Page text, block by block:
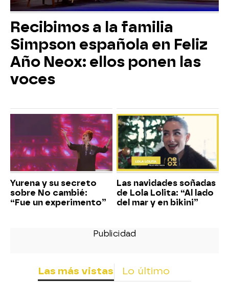
Recibimos a la familia
Simpson española en Feliz
Año Neox: ellos ponen las
voces
Yurena y su secreto
sobre No cambié:
“Fue un experimento”
Las navidades soñadas
de Lola Lolita: “Al lado
del mar y en bikini”
Las más vistas Lo último